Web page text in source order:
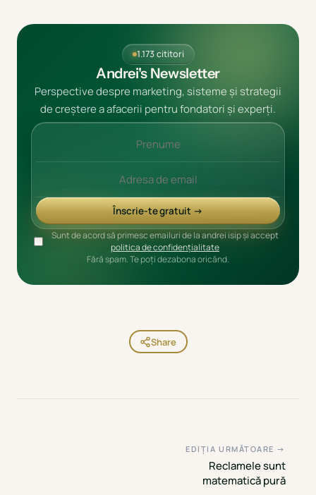
1.173 cititori
Andrei's Newsletter
Perspective despre marketing, sisteme și strategii
de creștere a afacerii pentru fondatori și experți.
Înscrie-te gratuit →
Sunt de acord să primesc emailuri de la andrei isip și accept
politica de confidențialitate
Fără spam. Te poți dezabona oricând.
Share
EDIȚIA URMĂTOARE →
Reclamele sunt
matematică pură